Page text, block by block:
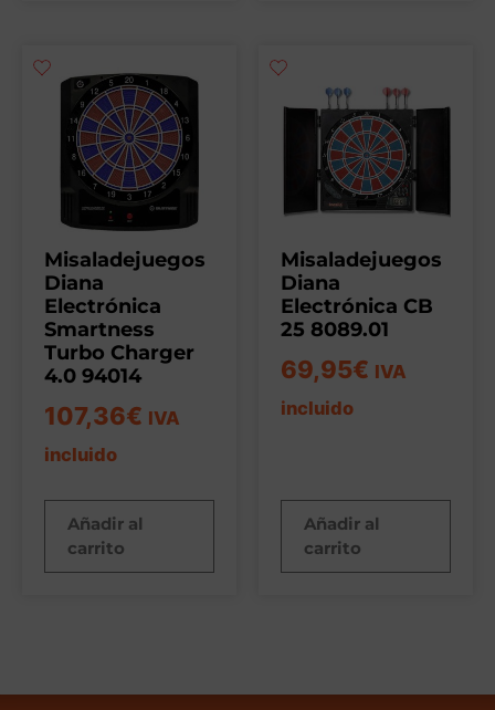
Misaladejuegos
Diana
Electrónica
Smartness
Turbo Charger
4.0 94014
107,36€ IVA
incluido
Añadir al
carrito
Misaladejuegos
Diana
Electrónica CB
25 8089.01
69,95€ IVA
incluido
Añadir al
carrito